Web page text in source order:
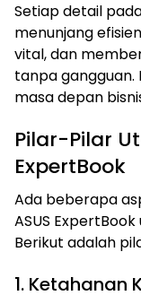
Setiap detail
menunjang
vital, dan
tanpa gangguan.
masa depan
Pilar-Pilar
ExpertBook
Ada beberapa
ASUS
Berikut adalah
1. Ketahanan